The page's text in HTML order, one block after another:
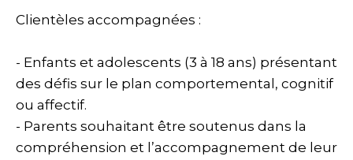
Clientèles accompagnées :
- Enfants et adolescents (3 à 18 ans) présentant
des défis sur le plan comportemental, cognitif
ou affectif.
- Parents souhaitant être soutenus dans la
compréhension et l’accompagnement de leur